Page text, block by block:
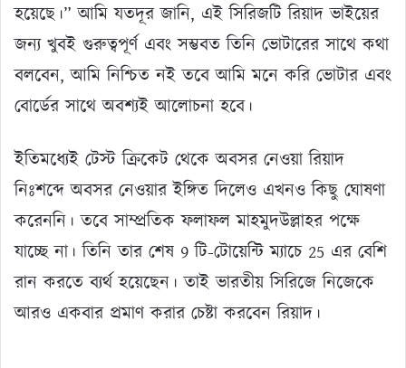
হয়েছে।” আমি যতদূর জানি, এই সিরিজটি রিয়াদ ভাইয়ের
জন্য খুবই গুরুত্বপূর্ণ এবং সম্ভবত তিনি ভোটারের সাথে কথা
বলবেন, আমি নিশ্চিত নই তবে আমি মনে করি ভোটার এবং
বোর্ডের সাথে অবশ্যই আলোচনা হবে।
ইতিমধ্যেই টেস্ট ক্রিকেট থেকে অবসর নেওয়া রিয়াদ
নিঃশব্দে অবসর নেওয়ার ইঙ্গিত দিলেও এখনও কিছু ঘোষণা
করেননি। তবে সাম্প্রতিক ফলাফল মাহমুদউল্লাহর পক্ষে
যাচ্ছে না। তিনি তার শেষ 9 টি-টোয়েন্টি ম্যাচে 25 এর বেশি
রান করতে ব্যর্থ হয়েছেন। তাই ভারতীয় সিরিজে নিজেকে
আরও একবার প্রমাণ করার চেষ্টা করবেন রিয়াদ।